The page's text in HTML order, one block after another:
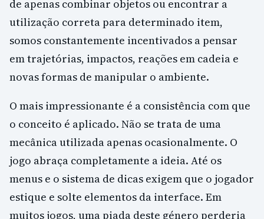
de apenas combinar objetos ou encontrar a
utilização correta para determinado item,
somos constantemente incentivados a pensar
em trajetórias, impactos, reações em cadeia e
novas formas de manipular o ambiente.
O mais impressionante é a consistência com que
o conceito é aplicado. Não se trata de uma
mecânica utilizada apenas ocasionalmente. O
jogo abraça completamente a ideia. Até os
menus e o sistema de dicas exigem que o jogador
estique e solte elementos da interface. Em
muitos jogos, uma piada deste género perderia